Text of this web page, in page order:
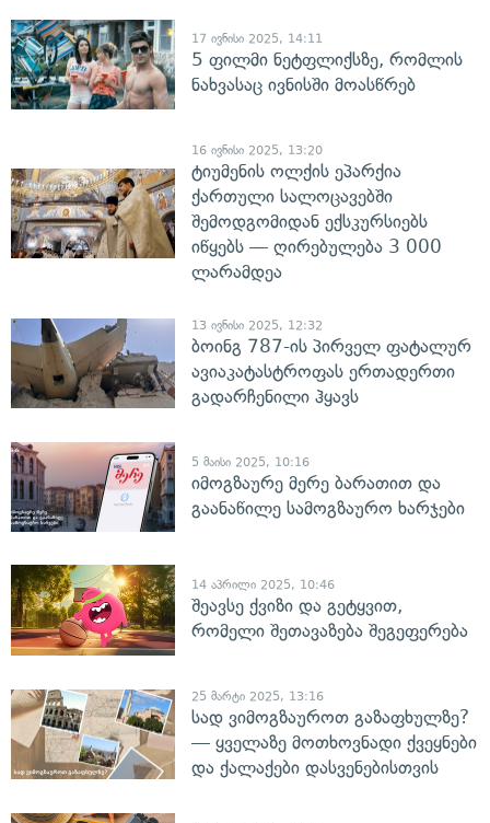
17 ივნისი 2025, 14:11
5 ფილმი ნეტფლიქსზე, რომლის
ნახვასაც ივნისში მოასწრებ
16 ივნისი 2025, 13:20
ტიუმენის ოლქის ეპარქია
ქართული სალოცავებში
შემოდგომიდან ექსკურსიებს
იწყებს — ღირებულება 3 000
ლარამდეა
13 ივნისი 2025, 12:32
ბოინგ 787-ის პირველ ფატალურ
ავიაკატასტროფას ერთადერთი
გადარჩენილი ჰყავს
5 მაისი 2025, 10:16
იმოგზაურე მერე ბარათით და
გაანაწილე სამოგზაურო ხარჯები
14 აპრილი 2025, 10:46
შეავსე ქვიზი და გეტყვით,
რომელი შეთავაზება შეგეფერება
25 მარტი 2025, 13:16
სად ვიმოგზაუროთ გაზაფხულზე?
— ყველაზე მოთხოვნადი ქვეყნები
და ქალაქები დასვენებისთვის